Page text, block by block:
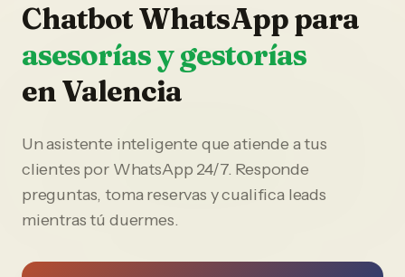
Chatbot WhatsApppara
asesorías y gestorías
enValencia
Un asistente inteligente que atiende a tus
clientes por WhatsApp 24/7. Responde
preguntas, toma reservas y cualifica leads
mientras tú duermes.